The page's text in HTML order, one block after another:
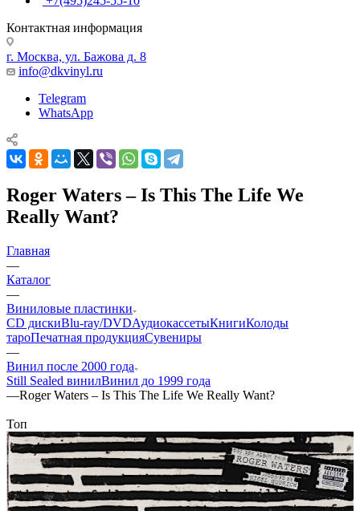
Контактная информация
г. Москва, ул. Бажова д. 8
info@dkvinyl.ru
Telegram
WhatsApp
Roger Waters – Is This The Life We
Really Want?
Главная
—
Каталог
—
Виниловые пластинки
CD дискиBlu-ray/DVDАудиокассетыКнигиКолоды
тароПечатная продукцияСувениры
—
Винил после 2000 года
Still Sealed винилВинил до 1999 года
—Roger Waters – Is This The Life We Really Want?
Топ